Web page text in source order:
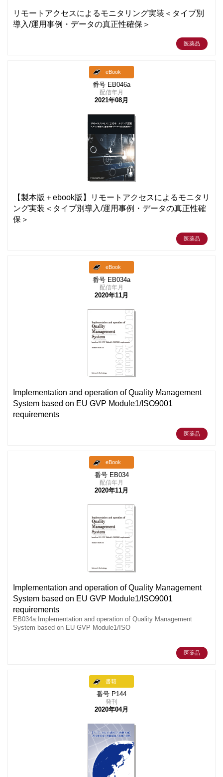
リモートアクセスによるモニタリング実装＜タイプ別
導入/運用事例・データの真正性確保＞
医薬品
eBook
番号 EB046a
配信年月
2021年08月
【製本版＋ebook版】リモートアクセスによるモニタリ
ング実装＜タイプ別導入/運用事例・データの真正性確
保＞
医薬品
eBook
番号 EB034a
配信年月
2020年11月
Implementation and operation of Quality Management
System based on EU GVP Module1/ISO9001
requirements
医薬品
eBook
番号 EB034
配信年月
2020年11月
Implementation and operation of Quality Management
System based on EU GVP Module1/ISO9001
requirements
EB034a:Implementation and operation of Quality Management
System based on EU GVP Module1/ISO
医薬品
書籍
番号 P144
発刊
2020年04月